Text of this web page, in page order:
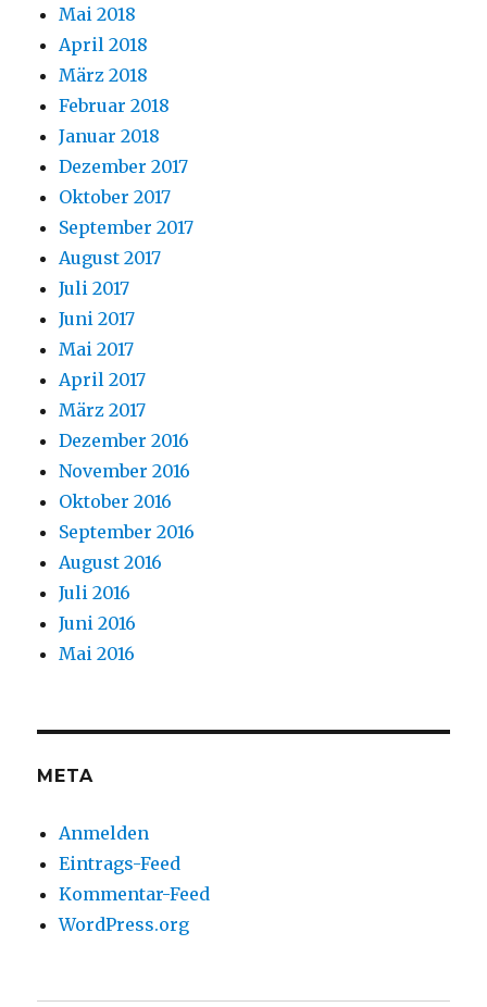
Mai 2018
April 2018
März 2018
Februar 2018
Januar 2018
Dezember 2017
Oktober 2017
September 2017
August 2017
Juli 2017
Juni 2017
Mai 2017
April 2017
März 2017
Dezember 2016
November 2016
Oktober 2016
September 2016
August 2016
Juli 2016
Juni 2016
Mai 2016
META
Anmelden
Eintrags-Feed
Kommentar-Feed
WordPress.org